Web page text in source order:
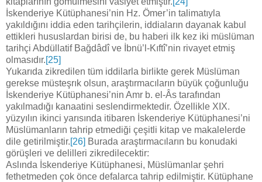
İskenderiye Kütüphanesi’nin Hz. Ömer’in talimatıyla
yakıldığını iddia eden tarihçilerin, iddiaların dayanak kabul
ettikleri hususlardan birisi de, bu haberi ilk kez iki müslüman
tarihçi Abdüllatif Bağdâdî ve İbnü’l-Kıftî’nin rivayet etmiş
olmasıdır.[25]
Yukarıda zikredilen tüm iddilarla birlikte gerek Müslüman
gerekse müsteşrık olsun, araştırmacıların büyük çoğunluğu
İskenderiye Kütüphanesi’nin Amr b. el-Âs tarafından
yakılmadığı kanaatini seslendirmektedir. Özellikle XIX.
yüzyılın ikinci yarısında itibaren İskenderiye Kütüphanesi’ni
Müslümanların tahrip etmediği çeşitli kitap ve makalelerde
dile getirilmiştir.[26] Burada araştırmacıların bu konudaki
görüşleri ve delilleri zikredilecektir:
Aslında İskenderiye Kütüphanesi, Müslümanlar şehri
fethetmeden çok önce defalarca tahrip edilmiştir. Kütüphane